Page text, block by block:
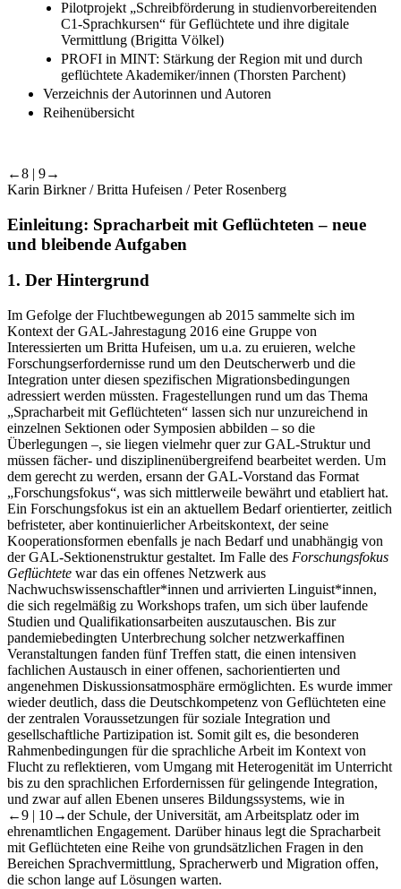
Pilotprojekt „Schreibförderung in studienvorbereitenden
C1-Sprachkursen“ für Geflüchtete und ihre digitale
Vermittlung (Brigitta Völkel)
PROFI in MINT: Stärkung der Region mit und durch
geflüchtete Akademiker/innen (Thorsten Parchent)
Verzeichnis der Autorinnen und Autoren
Reihenübersicht
←8 | 9→
Karin Birkner / Britta Hufeisen / Peter Rosenberg
Einleitung: Spracharbeit mit Geflüchteten – neue
und bleibende Aufgaben
1. Der Hintergrund
Im Gefolge der Fluchtbewegungen ab 2015 sammelte sich im
Kontext der GAL-Jahrestagung 2016 eine Gruppe von
Interessierten um Britta Hufeisen, um u.a. zu eruieren, welche
Forschungserfordernisse rund um den Deutscherwerb und die
Integration unter diesen spezifischen Migrationsbedingungen
adressiert werden müssten. Fragestellungen rund um das Thema
„Spracharbeit mit Geflüchteten“ lassen sich nur unzureichend in
einzelnen Sektionen oder Symposien abbilden – so die
Überlegungen –, sie liegen vielmehr quer zur GAL-Struktur und
müssen fächer- und disziplinenübergreifend bearbeitet werden. Um
dem gerecht zu werden, ersann der GAL-Vorstand das Format
„Forschungsfokus“, was sich mittlerweile bewährt und etabliert hat.
Ein Forschungsfokus ist ein an aktuellem Bedarf orientierter, zeitlich
befristeter, aber kontinuierlicher Arbeitskontext, der seine
Kooperationsformen ebenfalls je nach Bedarf und unabhängig von
der GAL-Sektionenstruktur gestaltet. Im Falle des Forschungsfokus
Geflüchtete war das ein offenes Netzwerk aus
Nachwuchswissenschaftler*innen und arrivierten Linguist*innen,
die sich regelmäßig zu Workshops trafen, um sich über laufende
Studien und Qualifikationsarbeiten auszutauschen. Bis zur
pandemiebedingten Unterbrechung solcher netzwerkaffinen
Veranstaltungen fanden fünf Treffen statt, die einen intensiven
fachlichen Austausch in einer offenen, sachorientierten und
angenehmen Diskussionsatmosphäre ermöglichten. Es wurde immer
wieder deutlich, dass die Deutschkompetenz von Geflüchteten eine
der zentralen Voraussetzungen für soziale Integration und
gesellschaftliche Partizipation ist. Somit gilt es, die besonderen
Rahmenbedingungen für die sprachliche Arbeit im Kontext von
Flucht zu reflektieren, vom Umgang mit Heterogenität im Unterricht
bis zu den sprachlichen Erfordernissen für gelingende Integration,
und zwar auf allen Ebenen unseres Bildungssystems, wie in
←9 | 10→der Schule, der Universität, am Arbeitsplatz oder im
ehrenamtlichen Engagement. Darüber hinaus legt die Spracharbeit
mit Geflüchteten eine Reihe von grundsätzlichen Fragen in den
Bereichen Sprachvermittlung, Spracherwerb und Migration offen,
die schon lange auf Lösungen warten.